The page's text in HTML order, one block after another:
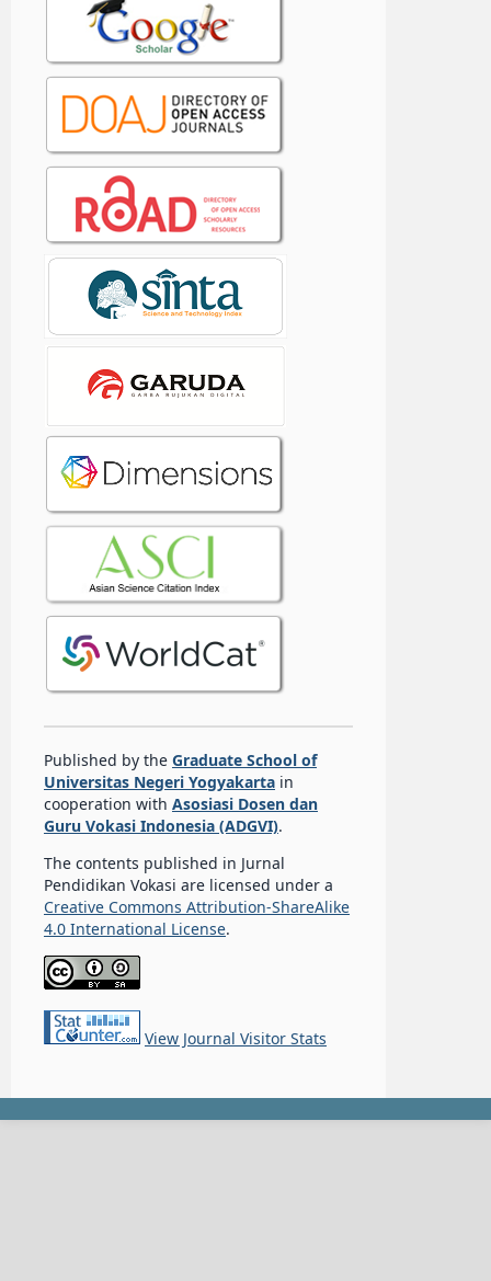
Published by the Graduate School of
Universitas Negeri Yogyakartain
cooperation with Asosiasi Dosen dan
Guru Vokasi Indonesia (ADGVI).
The contents published in Jurnal
Pendidikan Vokasi are licensed under a
Creative Commons Attribution-ShareAlike
4.0 International License.
View Journal Visitor Stats